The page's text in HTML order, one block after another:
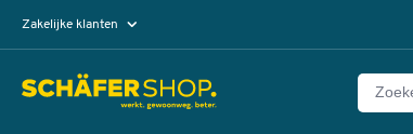
Zakelijke klanten